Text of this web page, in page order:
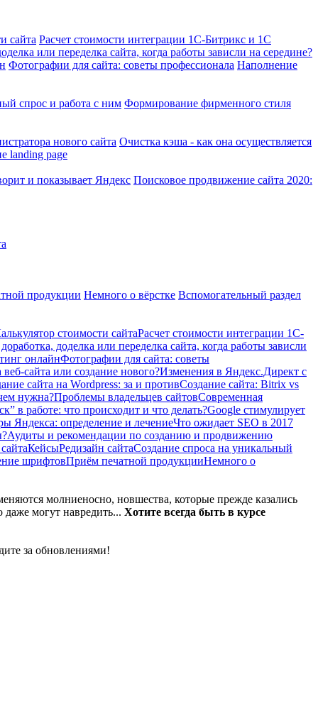
сайта Расчет стоимости интеграции 1С-Битрикс и 1С
или переделка сайта, когда работы зависли на середине?
Фотографии для сайта: советы профессионала Наполнение
спрос и работа с ним Формирование фирменного стиля
нового сайта Очистка кэша - как она осуществляется
landing page
и показывает Яндекс Поисковое продвижение сайта 2020:
продукции Немного о вёрстке Вспомогательный раздел
стоимости сайтаРасчет стоимости интеграции 1С-
доделка или переделка сайта, когда работы зависли
онлайнФотографии для сайта: советы
веб-сайта или создание нового?Изменения в Яндекс.Директ с
сайта на Wordpress: за и противСоздание сайта: Bitrix vs
нужна?Проблемы владельцев сайтовСовременная
в работе: что происходит и что делать?Google стимулирует
Яндекса: определение и лечениеЧто ожидает SEO в 2017
Аудиты и рекомендации по созданию и продвижению
КейсыРедизайн сайтаСоздание спроса на уникальный
шрифтовПриём печатной продукцииНемного о
молниеносно, новшества, которые прежде казались
могут навредить... Хотите всегда быть в курсе
за обновлениями!